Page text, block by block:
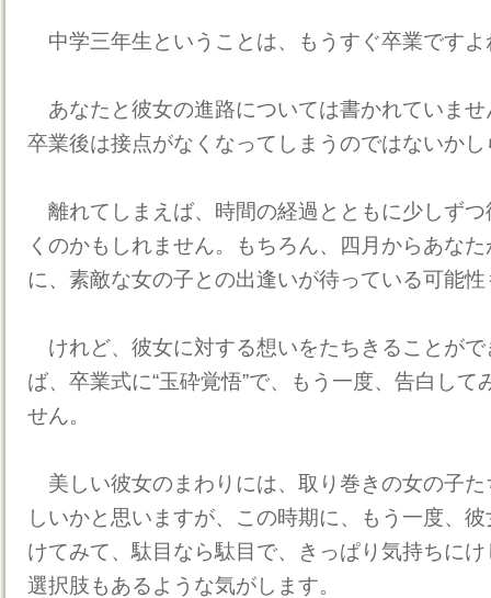
中学三年生ということは、もうすぐ卒業ですよ
あなたと彼女の進路については書かれていま
卒業後は接点がなくなってしまうのではないかし
離れてしまえば、時間の経過とともに少しず
くのかもしれません。もちろん、四月からあな
に、素敵な女の子との出逢いが待っている可能
けれど、彼女に対する想いをたちきることが
ば、卒業式に“玉砕覚悟”で、もう一度、告白して
せん。
美しい彼女のまわりには、取り巻きの女の子
しいかと思いますが、この時期に、もう一度、
けてみて、駄目なら駄目で、きっぱり気持ちに
選択肢もあるような気がします。